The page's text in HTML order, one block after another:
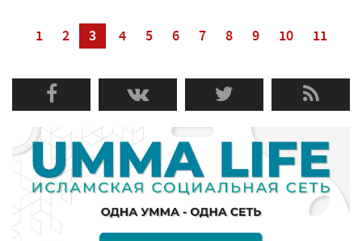
1 2 3 4 5 6 7 8 9 10 11